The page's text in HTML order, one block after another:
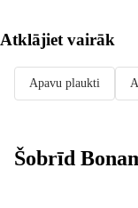
Atklājiet vairāk
Apavu plaukti
Šobrīd